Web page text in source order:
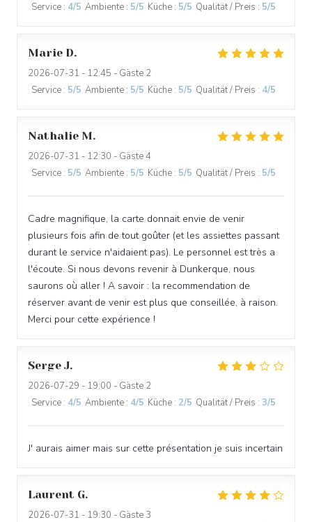
Service : 4/5 Ambiente : 5/5 Küche : 5/5 Qualität / Preis : 5/5
Marie D
2026-07-31 - 12:45 - Gäste 2
Service : 5/5 Ambiente : 5/5 Küche : 5/5 Qualität / Preis : 4/5
Nathalie M
2026-07-31 - 12:30 - Gäste 4
Service : 5/5 Ambiente : 5/5 Küche : 5/5 Qualität / Preis : 5/5
Cadre magnifique, la carte donnait envie de venir
plusieurs fois afin de tout goûter (et les assiettes passant
durant le service n'aidaient pas). Le personnel est très a
l'écoute. Si nous devons revenir à Dunkerque, nous
saurons où aller ! A savoir : la recommendation de
réserver avant de venir est plus que conseillée, à raison.
Merci pour cette expérience !
Serge J
2026-07-29 - 19:00 - Gäste 2
Service : 4/5 Ambiente : 4/5 Küche : 2/5 Qualität / Preis : 3/5
J' aurais aimer mais sur cette présentation je suis incertain
Laurent G
2026-07-31 - 19:30 - Gäste 3